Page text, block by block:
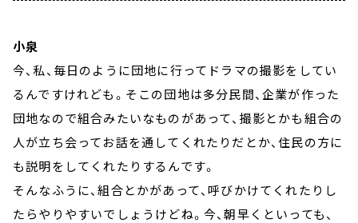
小泉
今、私、毎日のように団地に行ってドラマの撮影をしてい
るんですけれども。そこの団地は多分民間、企業が作った
団地なので組合みたいなものがあって、撮影とかも組合の
人が立ち会ってお話を通してくれたりだとか、住民の方に
も説明をしてくれたりするんです。
そんなふうに、組合とかがあって、呼びかけてくれたりし
たらやりやすいでしょうけどね。今、朝早くといっても、